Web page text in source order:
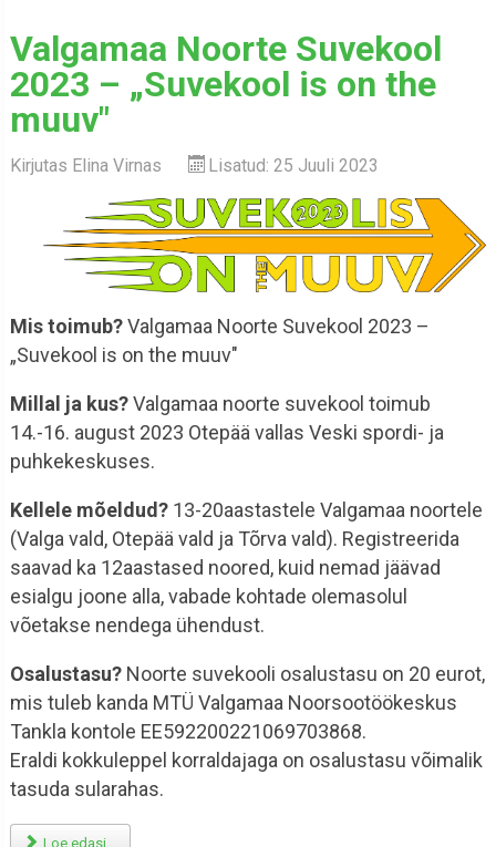
Valgamaa Noorte Suvekool
2023 – „Suvekool is on the
muuv"
Kirjutas Elina Virnas Lisatud: 25 Juuli 2023
Mis toimub?Valgamaa Noorte Suvekool 2023 –
„Suvekool is on the muuv"
Millal ja kus?Valgamaa noorte suvekool toimub
14.-16. august 2023 Otepää vallas Veski spordi- ja
puhkekeskuses.
Kellele mõeldud? 13-20aastastele Valgamaa noortele
(Valga vald, Otepää vald ja Tõrva vald). Registreerida
saavad ka 12aastased noored, kuid nemad jäävad
esialgu joone alla, vabade kohtade olemasolul
võetakse nendega ühendust.
Osalustasu?Noorte suvekooli osalustasu on 20 eurot,
mis tuleb kanda MTÜ Valgamaa Noorsootöökeskus
Tankla kontole EE592200221069703868.
Eraldi kokkuleppel korraldajaga on osalustasu võimalik
tasuda sularahas.
Loe edasi...